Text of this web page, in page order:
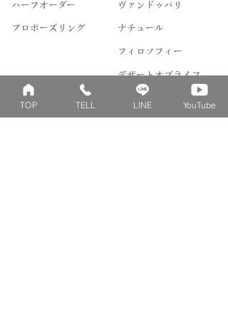
​ハーフオーダー ヴァンドゥパリ
プロポーズリング ​ナチュール
フィロソフィー
デザートオブライフ
フォージドリング
TOP TELL LINE YouTube